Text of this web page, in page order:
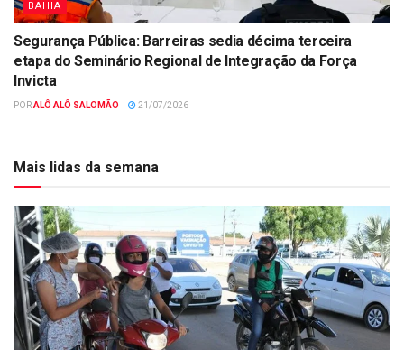
BAHIA
Segurança Pública: Barreiras sedia décima terceira
etapa do Seminário Regional de Integração da Força
Invicta
PORALÔ ALÔ SALOMÃO 21/07/2026
Mais lidas da semana